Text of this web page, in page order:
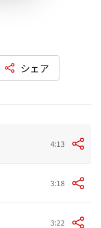
シェア
4:13
3:18
3:22